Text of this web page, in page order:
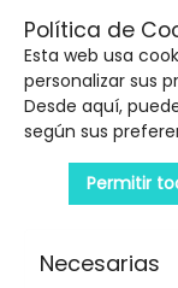
Política de
Esta web usa
personalizar sus
Desde aquí,
según sus
Permitir
Necesarias